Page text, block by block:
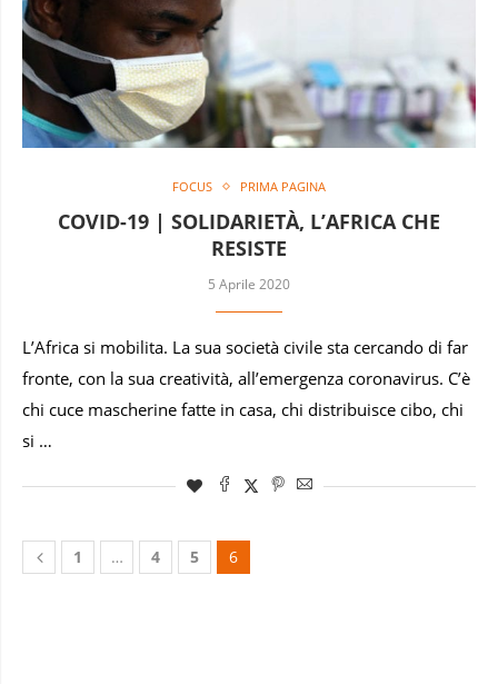
FOCUS PRIMA PAGINA
COVID-19 | SOLIDARIETÀ, L’AFRICA CHE
RESISTE
5 Aprile 2020
L’Africa si mobilita. La sua società civile sta cercando di far
fronte, con la sua creatività, all’emergenza coronavirus. C’è
chi cuce mascherine fatte in casa, chi distribuisce cibo, chi
si …
1 … 4 5 6